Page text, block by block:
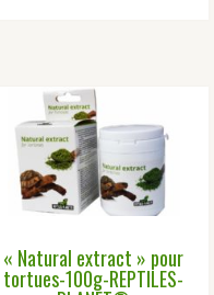
« Natural extract » pour
tortues-100g-REPTILES-